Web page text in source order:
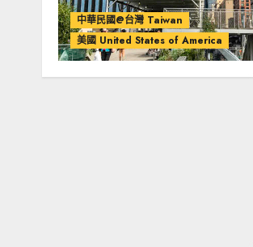
中華民國@台灣 Taiwan
美國 United States of America